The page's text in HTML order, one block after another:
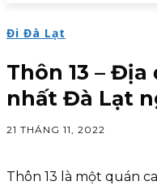
Đi Đà Lạt
Thôn 13 –
nhất Đà Lạt
21 THÁNG 11, 2022
Thôn 13 là một quán